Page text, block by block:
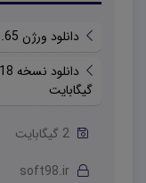
دانلود ورژن 23.6.0.65 با حجم 2 گیگابایت
گیگابایت
2 گیگابایت
soft98.ir